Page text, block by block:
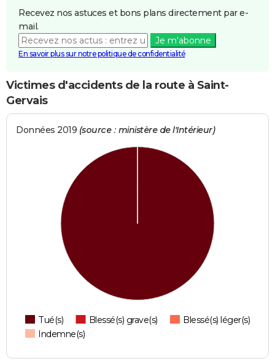
Recevez nos astuces et bons plans directement par e-
mail.
Je m'abonne
En savoir plus sur notre politique de confidentialité
Victimes d'accidents de la route à Saint-
Gervais
Données 2019 (source : ministère de l'Intérieur)
Tué(s) Blessé(s) grave(s)
Blessé(s) léger(s)
Indemne(s)